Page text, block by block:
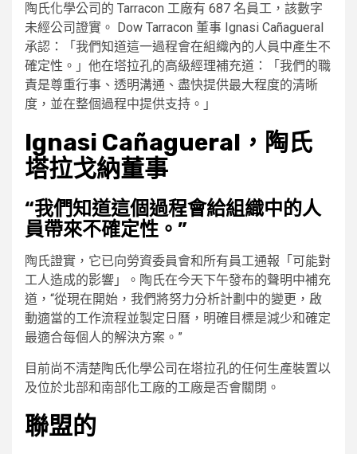
陶氏化學公司的 Tarracon 工廠有 687 名員工，該數字
未經公司證實。 Dow Tarracon 董事 Ignasi Cañagueral
承認：「我們知道這一過程會在組織內的人員中產生不
確定性。」他在塔拉孔的高級經理補充道：「我們的職
責是尊重行事、透明溝通、盡快提供最大程度的清晰
度，並在整個過程中提供支持。」
Ignasi Cañagueral，陶氏
塔拉戈納董事
“我們知道這個過程會給組織中的人
員帶來不確定性。”
陶氏證實，它已向勞資委員會和所有員工通報「可能對
工人造成的影響」。陶氏在今天下午發布的聲明中補充
道，“從現在開始，我們將努力分析計劃中的變更，啟
動適當的工作流程並製定日曆，明確目標是減少和確定
最適合每個人的解決方案。”
目前尚不清楚陶氏化學公司在塔拉孔的任何生產裝置以
及位於北部和南部化工廠的工廠是否會關閉。
聯盟的